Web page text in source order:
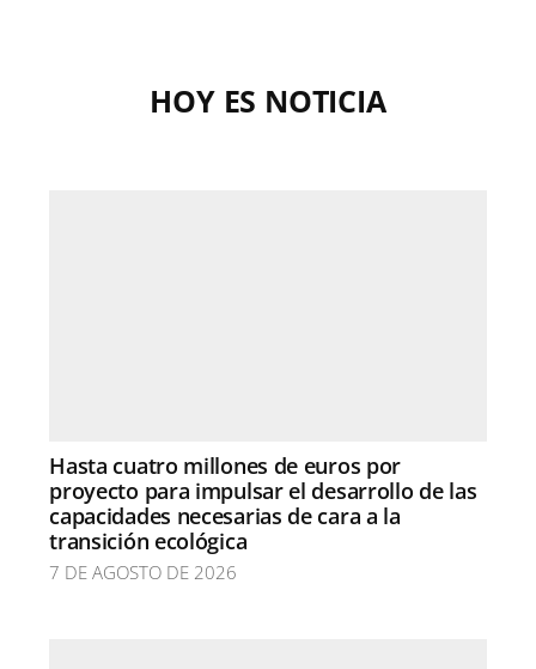
HOY ES NOTICIA
Hasta cuatro millones de euros por
proyecto para impulsar el desarrollo de las
capacidades necesarias de cara a la
transición ecológica
7 DE AGOSTO DE 2026